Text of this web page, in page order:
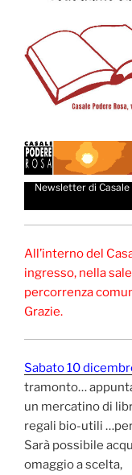
Newsletter di
All’interno del
ingresso, nella
percorrenza
Grazie.
Sabato 10
tramonto…
un mercatino di
regali bio-utili
Sarà possibile
omaggio a scelta,